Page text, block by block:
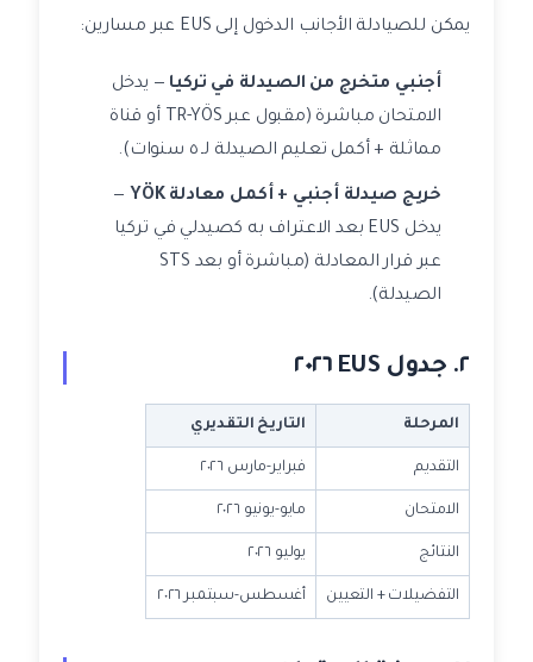
يمكن للصيادلة الأجانب الدخول إلى EUS عبر مسارين:
أجنبي متخرج من الصيدلة في تركيا — يدخل
الامتحان مباشرة (مقبول عبر TR-YÖS أو قناة
مماثلة + أكمل تعليم الصيدلة لـ ٥ سنوات).
خريج صيدلة أجنبي + أكمل معادلة YÖK
—
يدخل EUS بعد الاعتراف به كصيدلي في تركيا
عبر قرار المعادلة (مباشرة أو بعد STS
الصيدلة).
٢. جدول EUS ٢٠٢٦
المرحلة التاريخ التقديري
التقديم فبراير-مارس ٢٠٢٦
الامتحان مايو-يونيو ٢٠٢٦
النتائج يوليو ٢٠٢٦
التفضيلات + التعيين أغسطس-سبتمبر ٢٠٢٦